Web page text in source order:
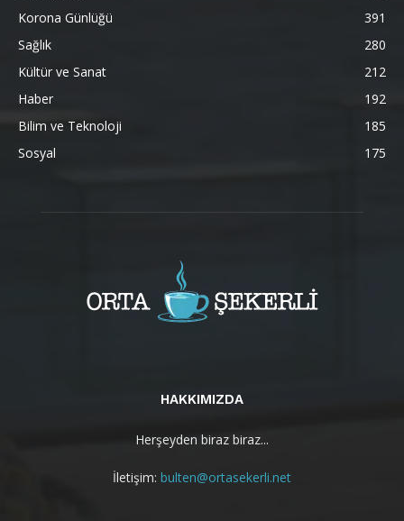
Korona Günlüğü
391
Sağlık
280
Kültür ve Sanat
212
Haber
192
Bilim ve Teknoloji
185
Sosyal
175
HAKKIMIZDA
Herşeyden biraz biraz...
İletişim: bulten@ortasekerli.net